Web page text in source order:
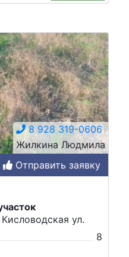
8 928 319-0606
Жилкина Людмила
Отправить заявку
ул.
8